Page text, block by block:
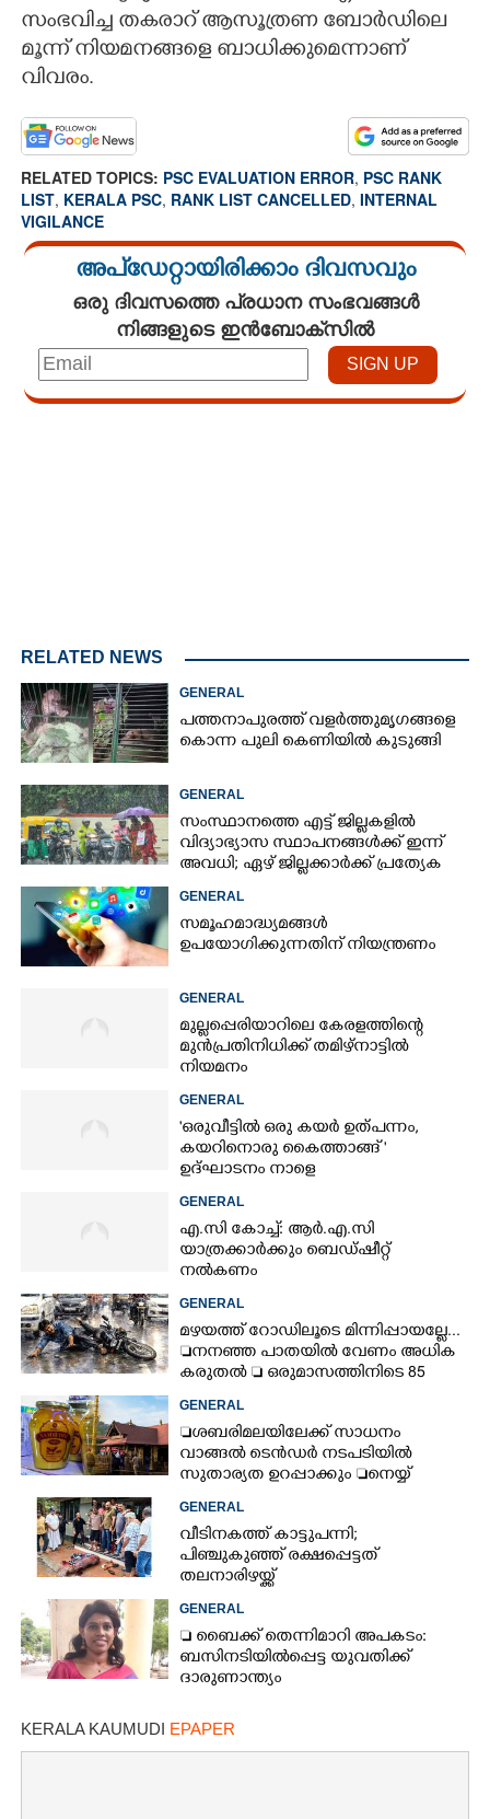
സംഭവിച്ച തകരാറ് ആസൂത്രണ ബോർഡിലെ
മൂന്ന് നിയമനങ്ങളെ ബാധിക്കുമെന്നാണ്
വിവരം.
RELATED TOPICS: PSC EVALUATION ERROR, PSC RANK
LIST, KERALA PSC, RANK LIST CANCELLED, INTERNAL
VIGILANCE
അപ്ഡേറ്റായിരിക്കാം ദിവസവും
ഒരു ദിവസത്തെ പ്രധാന സംഭവങ്ങൾ
നിങ്ങളുടെ ഇൻബോക്സിൽ
RELATED NEWS
GENERAL
പത്തനാപുരത്ത് വളർത്തുമൃഗങ്ങളെ
കൊന്ന പുലി കെണിയിൽ കുടുങ്ങി
GENERAL
സംസ്ഥാനത്തെ എട്ട് ജില്ലകളിൽ
വിദ്യാഭ്യാസ സ്ഥാപനങ്ങൾക്ക് ഇന്ന്
അവധി; ഏഴ് ജില്ലക്കാർക്ക് പ്രത്യേക
GENERAL
സമൂഹമാദ്ധ്യമങ്ങൾ
ഉപയോഗിക്കുന്നതിന് നിയന്ത്രണം
GENERAL
മുല്ലപ്പെരിയാറിലെ കേരളത്തിന്റെ
മുൻപ്രതിനിധിക്ക് തമിഴ്നാട്ടിൽ
നിയമനം
GENERAL
'ഒരുവീട്ടിൽ ഒരു കയർ ഉത്പന്നം,
കയറിനൊരു കൈത്താങ്ങ് '
ഉദ്ഘാടനം നാളെ
GENERAL
എ.സി കോച്ച്: ആർ.എ.സി
യാത്രക്കാർക്കും ബെഡ്ഷീറ്റ്
നൽകണം
GENERAL
മഴയത്ത് റോഡിലൂടെ മിന്നിപ്പായല്ലേ...
നനഞ്ഞ പാതയിൽ വേണം അധിക
കരുതൽ  ഒരുമാസത്തിനിടെ 85
GENERAL
ശബരിമലയിലേക്ക് സാധനം
വാങ്ങൽ ടെൻ‌ഡർ നടപടിയിൽ
സുതാര്യത ഉറപ്പാക്കും നെയ്യ്
GENERAL
വീടിനകത്ത് കാട്ടുപന്നി;
പിഞ്ചുകുഞ്ഞ് രക്ഷപ്പെട്ടത്
തലനാരിഴയ്ക്ക്
GENERAL
 ബൈക്ക് തെന്നിമാറി അപകടം:
ബസിനടിയിൽപ്പെട്ട യുവതിക്ക്
ദാരുണാന്ത്യം
KERALA KAUMUDI EPAPER